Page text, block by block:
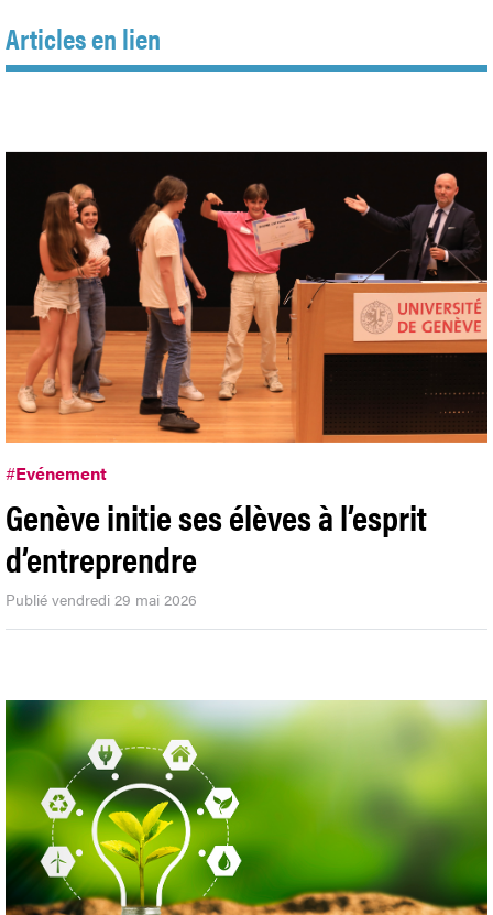
Articles en lien
#Evénement
Genève initie ses élèves à l’esprit
d’entreprendre
Publié vendredi 29 mai 2026